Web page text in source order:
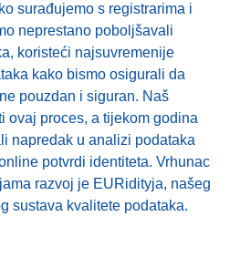
surađujemo s registrarima i
neprestano poboljšavali
koristeći najsuvremenije
kako bismo osigurali da
pouzdan i siguran. Naš
ovaj proces, a tijekom godina
napredak u analizi podataka
potvrdi identiteta. Vrhunac
razvoj je EURidityja, našeg
sustava kvalitete podataka.